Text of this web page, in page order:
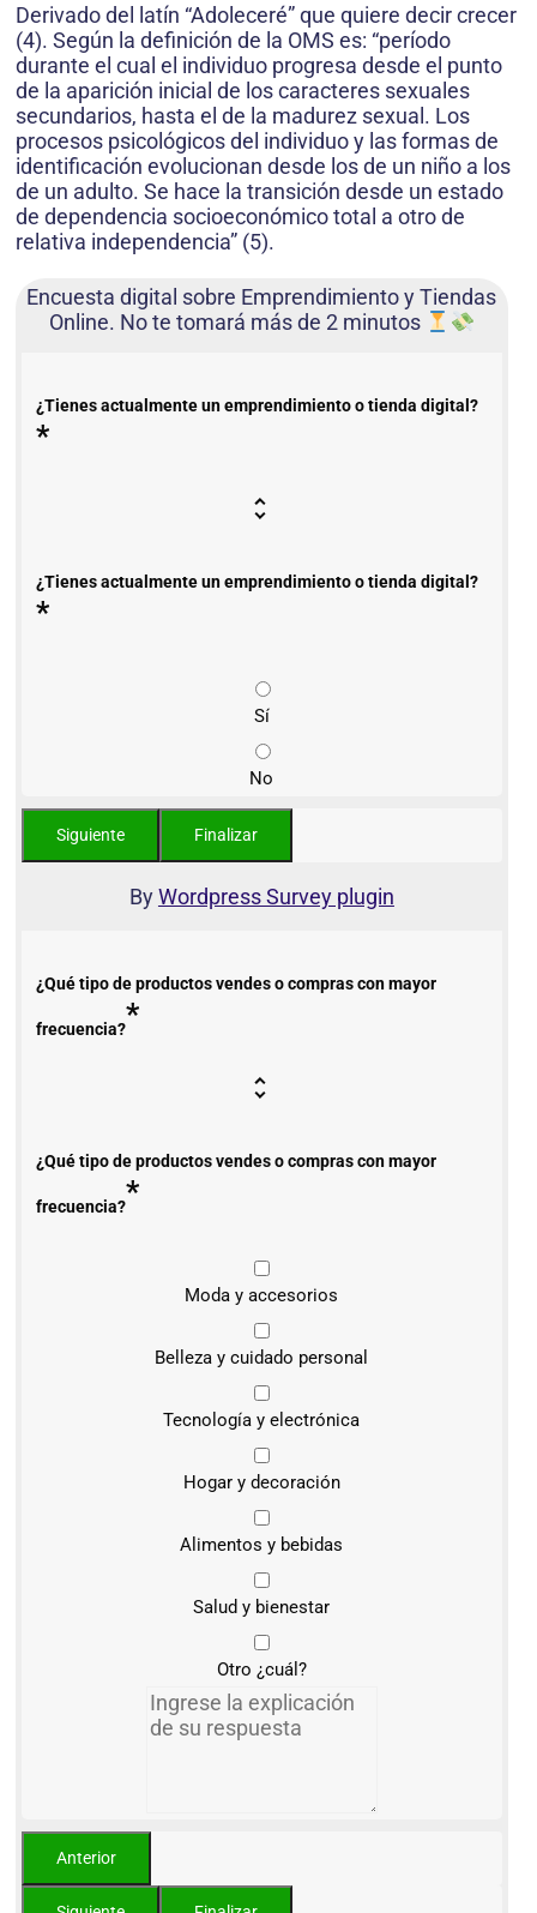
Derivado del latín “Adoleceré” que quiere decir crecer
(4). Según la definición de la OMS es: “período
durante el cual el individuo progresa desde el punto
de la aparición inicial de los caracteres sexuales
secundarios, hasta el de la madurez sexual. Los
procesos psicológicos del individuo y las formas de
identificación evolucionan desde los de un niño a los
de un adulto. Se hace la transición desde un estado
de dependencia socioeconómico total a otro de
relativa independencia” (5).
Encuesta digital sobre Emprendimiento y Tiendas
Online. No te tomará más de 2 minutos
¿Tienes actualmente un emprendimiento o tienda digital?
*
¿Tienes actualmente un emprendimiento o tienda digital?
*
Sí
No
ByWordpress Survey plugin
¿Qué tipo de productos vendes o compras con mayor
frecuencia?*
¿Qué tipo de productos vendes o compras con mayor
frecuencia?*
Moda y accesorios
Belleza y cuidado personal
Tecnología y electrónica
Hogar y decoración
Alimentos y bebidas
Salud y bienestar
Otro ¿cuál?